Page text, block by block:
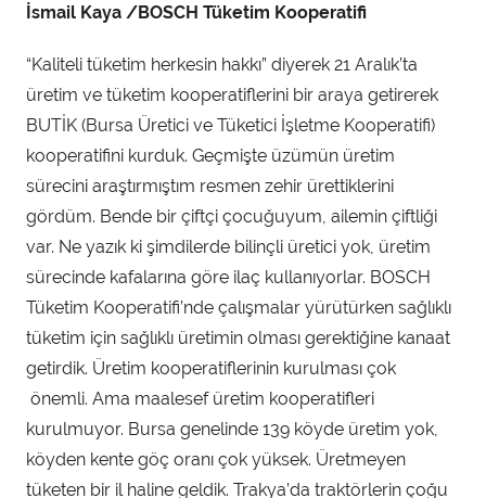
İsmail Kaya /BOSCH Tüketim Kooperatifi
“Kaliteli tüketim herkesin hakkı” diyerek 21 Aralık’ta
üretim ve tüketim kooperatiflerini bir araya getirerek
BUTİK (Bursa Üretici ve Tüketici İşletme Kooperatifi)
kooperatifini kurduk. Geçmişte üzümün üretim
sürecini araştırmıştım resmen zehir ürettiklerini
gördüm. Bende bir çiftçi çocuğuyum, ailemin çiftliği
var. Ne yazık ki şimdilerde bilinçli üretici yok, üretim
sürecinde kafalarına göre ilaç kullanıyorlar. BOSCH
Tüketim Kooperatifi’nde çalışmalar yürütürken sağlıklı
tüketim için sağlıklı üretimin olması gerektiğine kanaat
getirdik. Üretim kooperatiflerinin kurulması çok
önemli. Ama maalesef üretim kooperatifleri
kurulmuyor. Bursa genelinde 139 köyde üretim yok,
köyden kente göç oranı çok yüksek. Üretmeyen
tüketen bir il haline geldik. Trakya’da traktörlerin çoğu